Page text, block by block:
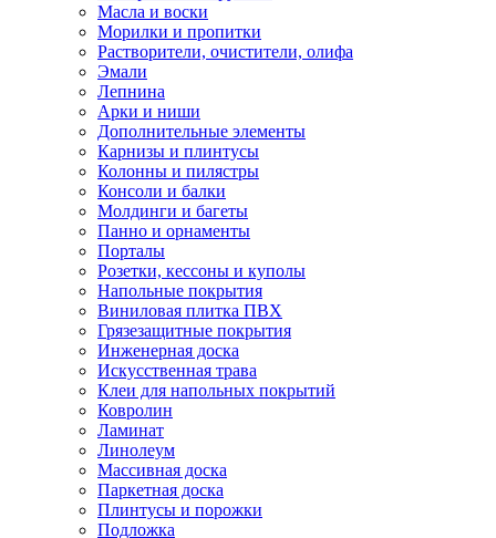
Масла и воски
Морилки и пропитки
Растворители, очистители, олифа
Эмали
Лепнина
Арки и ниши
Дополнительные элементы
Карнизы и плинтусы
Колонны и пилястры
Консоли и балки
Молдинги и багеты
Панно и орнаменты
Порталы
Розетки, кессоны и куполы
Напольные покрытия
Виниловая плитка ПВХ
Грязезащитные покрытия
Инженерная доска
Искусственная трава
Клеи для напольных покрытий
Ковролин
Ламинат
Линолеум
Массивная доска
Паркетная доска
Плинтусы и порожки
Подложка